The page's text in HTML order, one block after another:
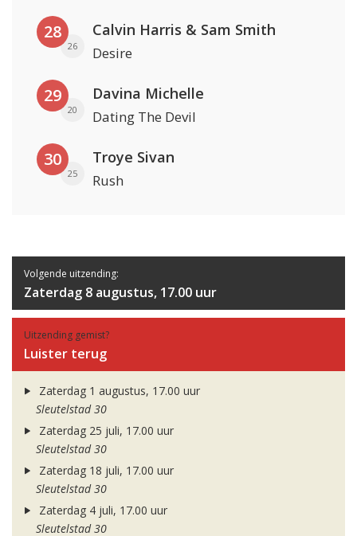
28
26
Calvin Harris & Sam Smith
Desire
29
20
Davina Michelle
Dating The Devil
30
25
Troye Sivan
Rush
Volgende uitzending:
Zaterdag 8 augustus, 17.00 uur
Uitzending gemist?
Luister terug
Zaterdag 1 augustus, 17.00 uur
Sleutelstad 30
Zaterdag 25 juli, 17.00 uur
Sleutelstad 30
Zaterdag 18 juli, 17.00 uur
Sleutelstad 30
Zaterdag 4 juli, 17.00 uur
Sleutelstad 30